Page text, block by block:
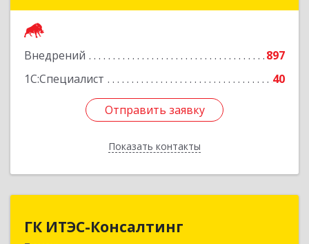
Внедрений
897
1С:Специалист
40
Отправить заявку
Показать контакты
Подробнее
Отправить заявку
Назад
ГК ИТЭС-Консалтинг